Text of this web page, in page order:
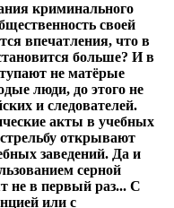
криминального
своей
впечатления, что в
больше? И в
не матёрые
люди, до этого не
и следователей.
акты в учебных
открывают
заведений. Да и
серной
не в первый раз... С
или с